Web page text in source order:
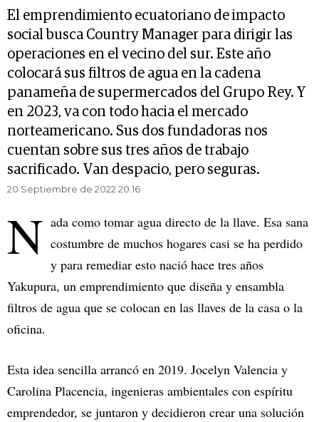
El emprendimiento ecuatoriano de impacto
social busca Country Manager para dirigir las
operaciones en el vecino del sur. Este año
colocará sus filtros de agua en la cadena
panameña de supermercados del Grupo Rey. Y
en 2023, va con todo hacia el mercado
norteamericano. Sus dos fundadoras nos
cuentan sobre sus tres años de trabajo
sacrificado. Van despacio, pero seguras.
20 Septiembre de 2022 20.16
N ada como tomar agua directo de la llave. Esa sana
costumbre de muchos hogares casi se ha perdido
y para remediar esto nació hace tres años
Yakupura, un emprendimiento que diseña y ensambla
filtros de agua que se colocan en las llaves de la casa o la
oficina.
Esta idea sencilla arrancó en 2019. Jocelyn Valencia y
Carolina Placencia, ingenieras ambientales con espíritu
emprendedor, se juntaron y decidieron crear una solución